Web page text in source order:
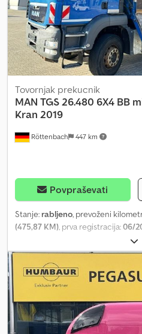
Röttenbach 447 km
Tovornjak prekucnik
MAN TGS 26.480 6X4 BB
Kran 2019
Povpraševati
Stanje: rabljeno, prevoženi
(475,87 KM), prva registracija:06/
, konfiguracija osi:
02/2025, barva:modra, vrsta
Euro 5, dolžina tovornega prostora:
prostora:2.450 mm , višina
izdelave:2013, Oprema:
sistem, žerjav, * Dvostranski kiper
mm * Kabina M Naša ponudba je
pregleda/HU/AU/SP in registrskih